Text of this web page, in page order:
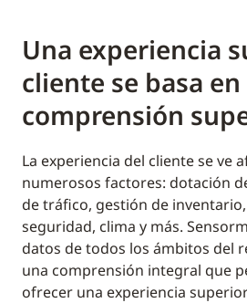
Una experiencia
cliente se basa
comprensión
La experiencia del cliente se ve
numerosos factores: dotación
de tráfico, gestión de
seguridad, clima y más.
datos de todos los ámbitos del
una comprensión integral que
ofrecer una experiencia